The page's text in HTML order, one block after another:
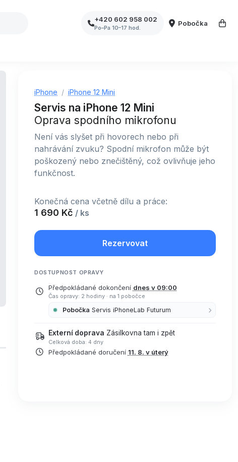
+420 602 958 002
Po–Pa 10–17 hod.
Pobočka
iPhone iPhone 12 Mini
Servis na iPhone 12 Mini
Oprava spodního mikrofonu
Není vás slyšet při hovorech nebo při
nahrávání zvuku? Spodní mikrofon může být
poškozený nebo znečištěný, což ovlivňuje jeho
funkčnost.
Konečná cena včetně dílu a práce:
1 690 Kč / ks
Rezervovat
DOSTUPNOST OPRAVY
Předpokládané dokončení dnes v 09:00
Čas opravy: 2 hodiny · na 1 pobočce
Pobočka Servis iPhoneLab Futurum
Externí doprava Zásilkovna tam i zpět
Celková doba: 4 dny
Předpokládané doručení 11. 8. v úterý